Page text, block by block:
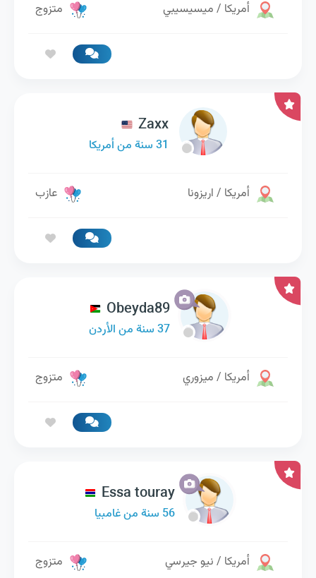
أمريكا / ميسيسيبي متزوج
Zaxx
31 سنة من أمريكا
أمريكا / اريزونا عازب
Obeyda89
37 سنة من الأردن
أمريكا / ميزوري متزوج
Essa touray
56 سنة من غامبيا
أمريكا / نيو جيرسي متزوج